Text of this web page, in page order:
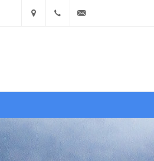
东省济
南市历
下区舜
1551
商城